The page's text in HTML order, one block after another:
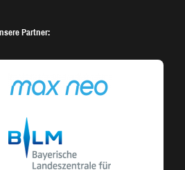
Partner: